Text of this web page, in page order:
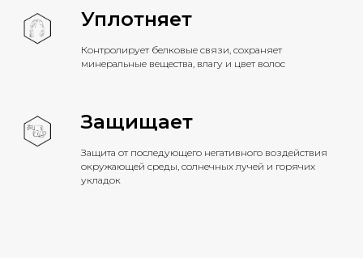
Уплотняет
Контролирует белковые связи, сохраняет
минеральные вещества, влагу и цвет волос
Защищает
Защита от последующего негативного воздействия
окружающей среды, солнечных лучей и горячих
укладок